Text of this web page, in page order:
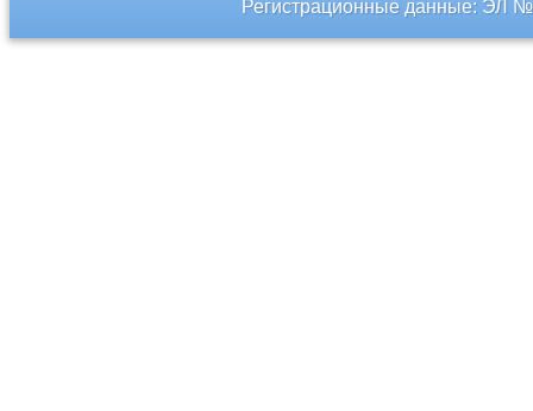
Регистрационные данные: ЭЛ №